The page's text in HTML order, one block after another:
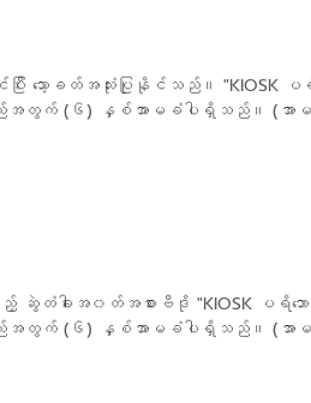
ာ့ခတ်အသုံးပြုနိုင်သည်။ "KIOSK
ည်အတွက် (၆) နှစ်အာမခံပါရှိသည်။ (အ
ဆွဲတံခါးအ၀တ်အစားဗီဒို "KIOSK ပ
ည်အတွက် (၆) နှစ်အာမခံပါရှိသည်။ (အ